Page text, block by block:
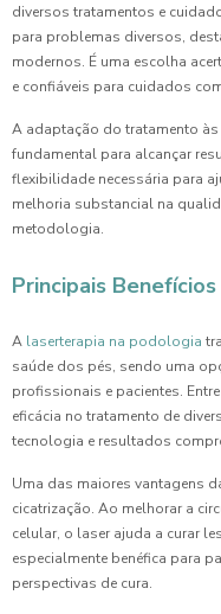
diversos tratamentos e
para problemas diversos,
modernos. É uma escolha
e confiáveis para cuidados
A adaptação do tratamento
fundamental para alcançar
flexibilidade necessária para
melhoria substancial na
metodologia.
Principais
A laserterapia na podologia
saúde dos pés, sendo uma
profissionais e pacientes.
eficácia no tratamento de
tecnologia e resultados
Uma das maiores vantagens
cicatrização. Ao melhorar a
celular, o laser ajuda a curar
especialmente benéfica para
perspectivas de cura.